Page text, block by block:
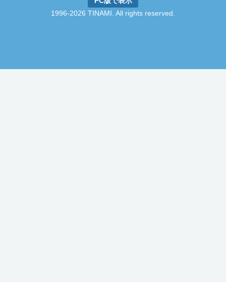
1996-2026 TINAMI. All rights reserved.